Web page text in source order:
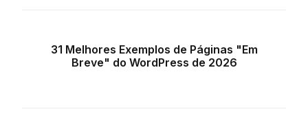
31 Melhores Exemplos de Páginas "Em
Breve" do WordPress de 2026